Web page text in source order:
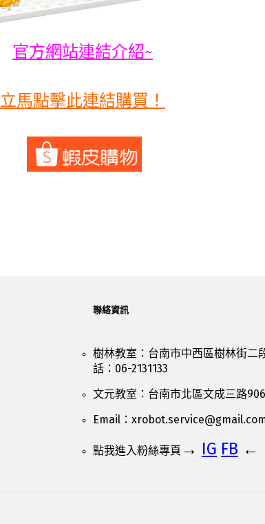
官方網站連結介紹~
立馬點擊此連結購買！
聯絡資訊
樹林教室：台南市中西區樹林街二
話：06-2131133
文元教室：台南市北區文成三路
Email：
點我進入粉絲專頁 → IG FB ←